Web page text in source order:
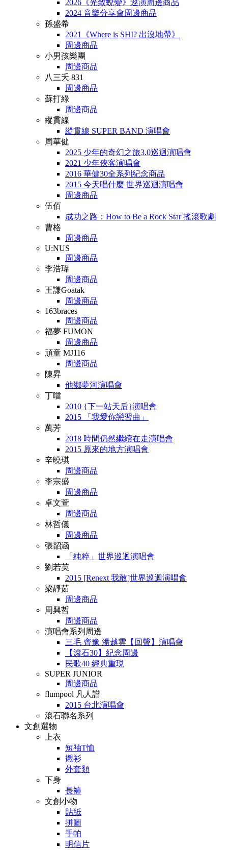
2026《光致蛻變》巡演周邊商品
2024 音樂分享會周邊商品
孫盛希
2021《Where is SHI? 出沒地帶》
周邊商品
小男孩樂團
周邊商品
八三夭 831
周邊商品
蘇打綠
周邊商品
縱貫線
縱貫線 SUPER BAND 演唱會
周華健
2025 少年的奇幻之旅3.0巡迴演唱會
2021 少年俠客演唱會
2016 華健30全系列紀念商品
2015 今天唱什麼 世界巡迴演唱會
周邊商品
伍佰
成功之路：How to Be a Rock Star 搖滾歌劇
曹格
周邊商品
U:NUS
周邊商品
李浩瑋
周邊商品
王謙Goatak
周邊商品
163braces
周邊商品
福夢 FUMON
周邊商品
頑童 MJ116
周邊商品
陳昇
他鄉夢河演唱會
丁噹
2010 {下一站天后}演唱會
2015 「我愛你戀習曲」
萬芳
2018 時間仍然繼續在走演唱會
2015 原來的地方演唱會
辛曉琪
周邊商品
李宗盛
周邊商品
卓文萱
周邊商品
林哲儀
周邊商品
張韶涵
「純粹」世界巡迴演唱會
劉若英
2015 [Renext 我敢]世界巡迴演唱會
梁靜茹
周邊商品
周興哲
周邊商品
演唱會系列周邊
三毛 齊豫 潘越雲【回聲】演唱會
【滾石30】紀念周邊
民歌40 經典重現
SUPER JUNIOR
周邊商品
flumpool 凡人譜
2015 台北演唱會
滾石聯名系列
文創選物
上衣
短袖T恤
襯衫
外套類
下身
長褲
文創小物
貼紙
拼圖
手帕
明信片